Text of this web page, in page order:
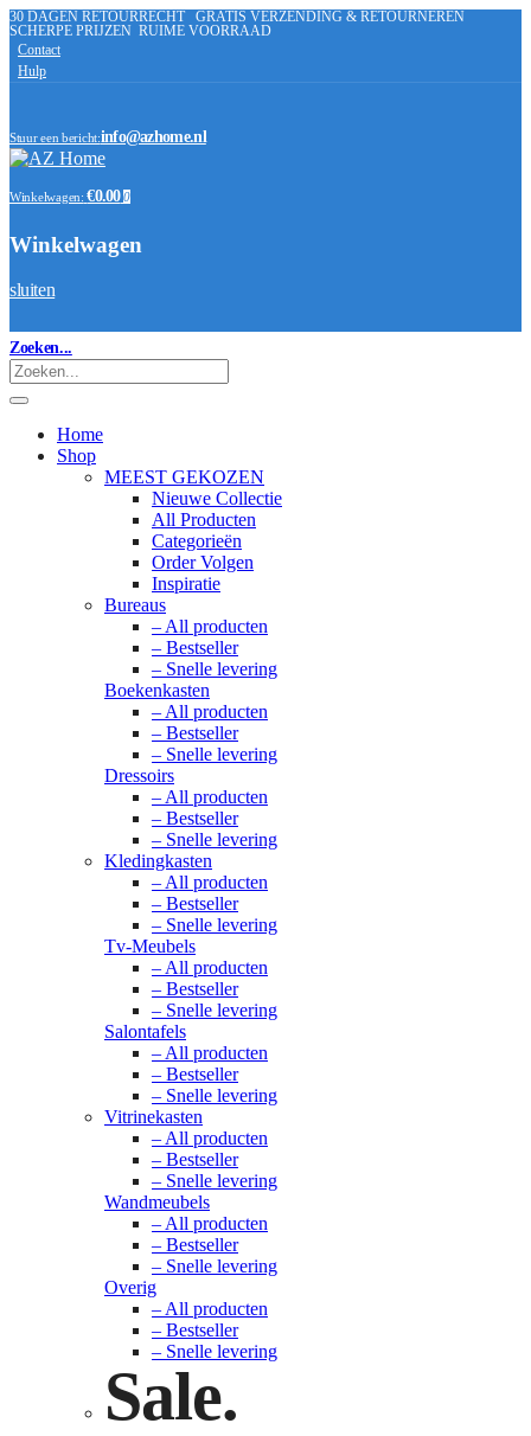
30 DAGEN RETOURRECHT GRATIS VERZENDING & RETOURNEREN
SCHERPE PRIJZEN RUIME VOORRAAD
Contact
Hulp
Stuur een bericht:info@azhome.nl
Winkelwagen: €0.00 0
Winkelwagen
sluiten
Zoeken...
Home
Shop
MEEST GEKOZEN
Nieuwe Collectie
All Producten
Categorieën
Order Volgen
Inspiratie
Bureaus
– All producten
– Bestseller
– Snelle levering
Boekenkasten
– All producten
– Bestseller
– Snelle levering
Dressoirs
– All producten
– Bestseller
– Snelle levering
Kledingkasten
– All producten
– Bestseller
– Snelle levering
Tv-Meubels
– All producten
– Bestseller
– Snelle levering
Salontafels
– All producten
– Bestseller
– Snelle levering
Vitrinekasten
– All producten
– Bestseller
– Snelle levering
Wandmeubels
– All producten
– Bestseller
– Snelle levering
Overig
– All producten
– Bestseller
– Snelle levering
Sale.